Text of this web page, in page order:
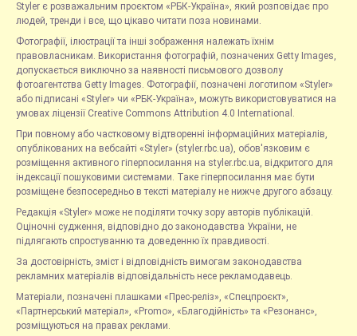
Styler є розважальним проєктом «РБК-Україна», який розповідає про
людей, тренди і все, що цікаво читати поза новинами.
Фотографії, ілюстрації та інші зображення належать їхнім
правовласникам. Використання фотографій, позначених Getty Images,
допускається виключно за наявності письмового дозволу
фотоагентства Getty Images. Фотографії, позначені логотипом «Styler»
або підписані «Styler» чи «РБК-Україна», можуть використовуватися на
умовах ліцензії Creative Commons Attribution 4.0 International.
При повному або частковому відтворенні інформаційних матеріалів,
опублікованих на вебсайті «Styler» (styler.rbc.ua), обов'язковим є
розміщення активного гіперпосилання на styler.rbc.ua, відкритого для
індексації пошуковими системами. Таке гіперпосилання має бути
розміщене безпосередньо в тексті матеріалу не нижче другого абзацу.
Редакція «Styler» може не поділяти точку зору авторів публікацій.
Оціночні судження, відповідно до законодавства України, не
підлягають спростуванню та доведенню їх правдивості.
За достовірність, зміст і відповідність вимогам законодавства
рекламних матеріалів відповідальність несе рекламодавець.
Матеріали, позначені плашками «Прес-реліз», «Спецпроєкт»,
«Партнерський матеріал», «Promo», «Благодійність» та «Резонанс»,
розміщуються на правах реклами.